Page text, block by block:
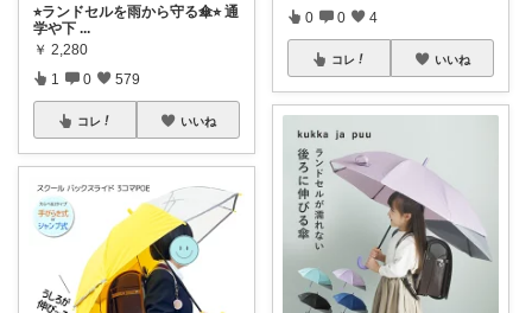
⭐︎ランドセルを雨から守る傘⭐︎ 通
学や下 ...
￥ 2,280
1 0 579
コレ いいね
0 0 4
コレ いいね